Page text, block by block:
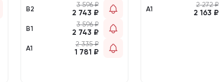
B2
3 596₽
2 743 ₽
B1
3 596₽
2 743 ₽
A1
2 335₽
1 781 ₽
A1
2 272₽
2 163 ₽